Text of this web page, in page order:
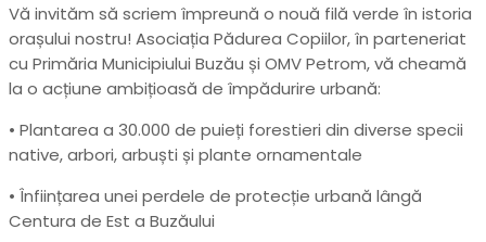
Vă invităm să scriem împreună o nouă filă verde în istoria
orașului nostru! Asociația Pădurea Copiilor, în parteneriat
cu Primăria Municipiului Buzău și OMV Petrom, vă cheamă
la o acțiune ambițioasă de împădurire urbană:
• Plantarea a 30.000 de puieți forestieri din diverse specii
native, arbori, arbuști și plante ornamentale
• Înființarea unei perdele de protecție urbană lângă
Centura de Est a Buzăului